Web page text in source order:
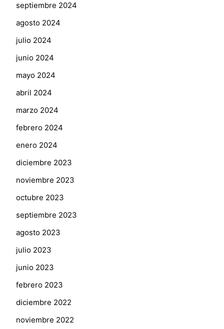
septiembre 2024
agosto 2024
julio 2024
junio 2024
mayo 2024
abril 2024
marzo 2024
febrero 2024
enero 2024
diciembre 2023
noviembre 2023
octubre 2023
septiembre 2023
agosto 2023
julio 2023
junio 2023
febrero 2023
diciembre 2022
noviembre 2022